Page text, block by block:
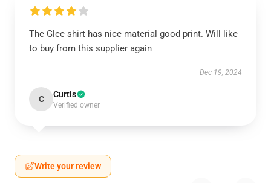
The Glee shirt has nice material good print. Will like
to buy from this supplier again
Dec 19, 2024
C Curtis
Verified owner
Write your review